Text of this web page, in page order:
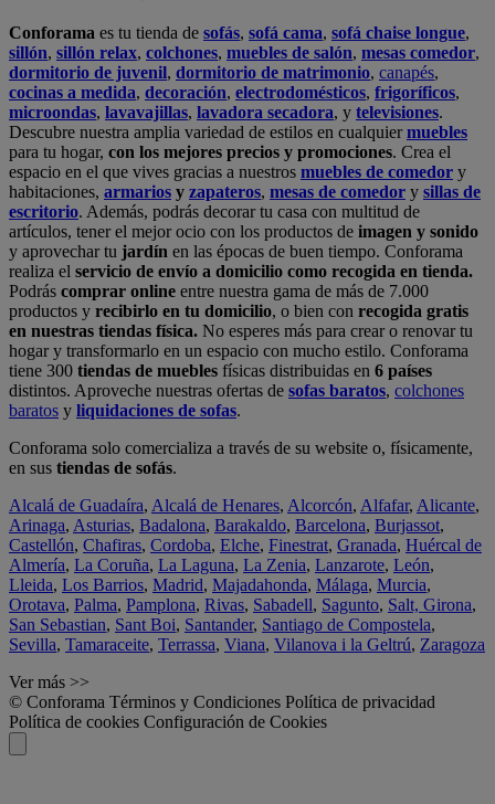
Conforama es tu tienda de sofás, sofá cama, sofá chaise longue,
sillón, sillón relax, colchones, muebles de salón, mesas comedor,
dormitorio de juvenil, dormitorio de matrimonio, canapés,
cocinas a medida, decoración, electrodomésticos, frigoríficos,
microondas, lavavajillas, lavadora secadora, y televisiones.
Descubre nuestra amplia variedad de estilos en cualquiermuebles
para tu hogar, con los mejores precios y promociones. Crea el
espacio en el que vives gracias a nuestros muebles de comedor y
habitaciones, armarios y zapateros, mesas de comedor y sillas de
escritorio. Además, podrás decorar tu casa con multitud de
artículos, tener el mejor ocio con los productos de imagen y sonido
y aprovechar tu jardín en las épocas de buen tiempo. Conforama
realiza el servicio de envío a domicilio como recogida en tienda.
Podrás comprar online entre nuestra gama de más de 7.000
productos y recibirlo en tu domicilio, o bien con recogida gratis
en nuestras tiendas física. No esperes más para crear o renovar tu
hogar y transformarlo en un espacio con mucho estilo. Conforama
tiene 300 tiendas de muebles físicas distribuidas en 6 países
distintos. Aproveche nuestras ofertas de sofas baratos, colchones
baratos y liquidaciones de sofas.
Conforama solo comercializa a través de su website o, físicamente,
en sus tiendas de sofás.
Alcalá de Guadaíra, Alcalá de Henares, Alcorcón, Alfafar, Alicante,
Arinaga, Asturias, Badalona, Barakaldo, Barcelona, Burjassot,
Castellón, Chafiras, Cordoba, Elche, Finestrat, Granada, Huércal de
Almería, La Coruña, La Laguna, La Zenia, Lanzarote, León,
Lleida, Los Barrios, Madrid, Majadahonda, Málaga, Murcia,
Orotava, Palma, Pamplona, Rivas, Sabadell, Sagunto, Salt, Girona,
San Sebastian, Sant Boi, Santander, Santiago de Compostela,
Sevilla, Tamaraceite, Terrassa, Viana, Vilanova i la Geltrú, Zaragoza
Ver más >>
© Conforama Términos y Condiciones Política de privacidad
Política de cookies Configuración de Cookies